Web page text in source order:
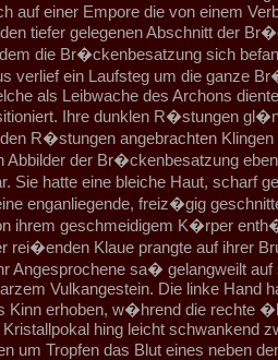
auf einer Empore die von einem
tiefer gelegenen Abschnitt der
die Br�ckenbesatzung sich
verlief ein Laufsteg um die ganze
als Leibwache des Archons
Ihre dunklen R�stungen
R�stungen angebrachten Klingen
Abbilder der Br�ckenbesatzung
Sie hatte eine bleiche Haut, scharf
enganliegende, freiz�gig
ihrem geschmeidigem K�rper
rei�enden Klaue prangte auf ihrer
Angesprochene sa� gelangweilt
Vulkangestein. Die linke Hand
Kinn erhoben, w�hrend die rechte
Kristallpokal hing leicht schwankend
um Tropfen das Blut eines neben